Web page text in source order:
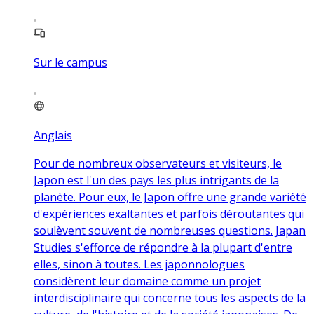
Sur le campus
Anglais
Pour de nombreux observateurs et visiteurs, le
Japon est l'un des pays les plus intrigants de la
planète. Pour eux, le Japon offre une grande variété
d'expériences exaltantes et parfois déroutantes qui
soulèvent souvent de nombreuses questions. Japan
Studies s'efforce de répondre à la plupart d'entre
elles, sinon à toutes. Les japonnologues
considèrent leur domaine comme un projet
interdisciplinaire qui concerne tous les aspects de la